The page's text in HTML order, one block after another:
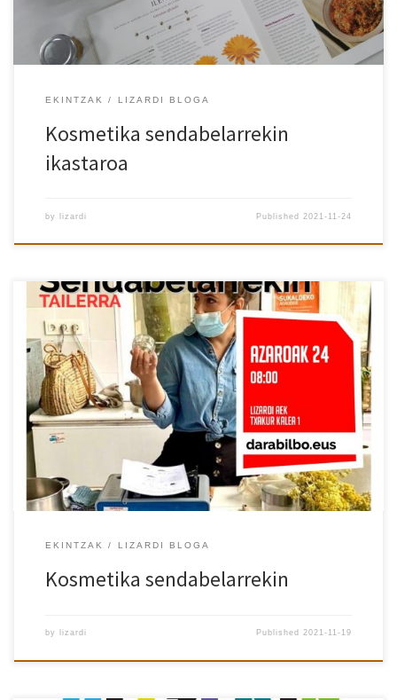
EKINTZAK LIZARDI BLOGA
Kosmetika sendabelarrekin
ikastaroa
by lizardi Published 2021-11-24
Asteazkenean, azaroaren 24an, @Atelierlora-k sendabelarrekin
kosmetika egiten irakatsiko digu. Eman izena www.darabilbo.eus-
en!
EKINTZAK LIZARDI BLOGA
Kosmetika sendabelarrekin
by lizardi Published2021-11-19